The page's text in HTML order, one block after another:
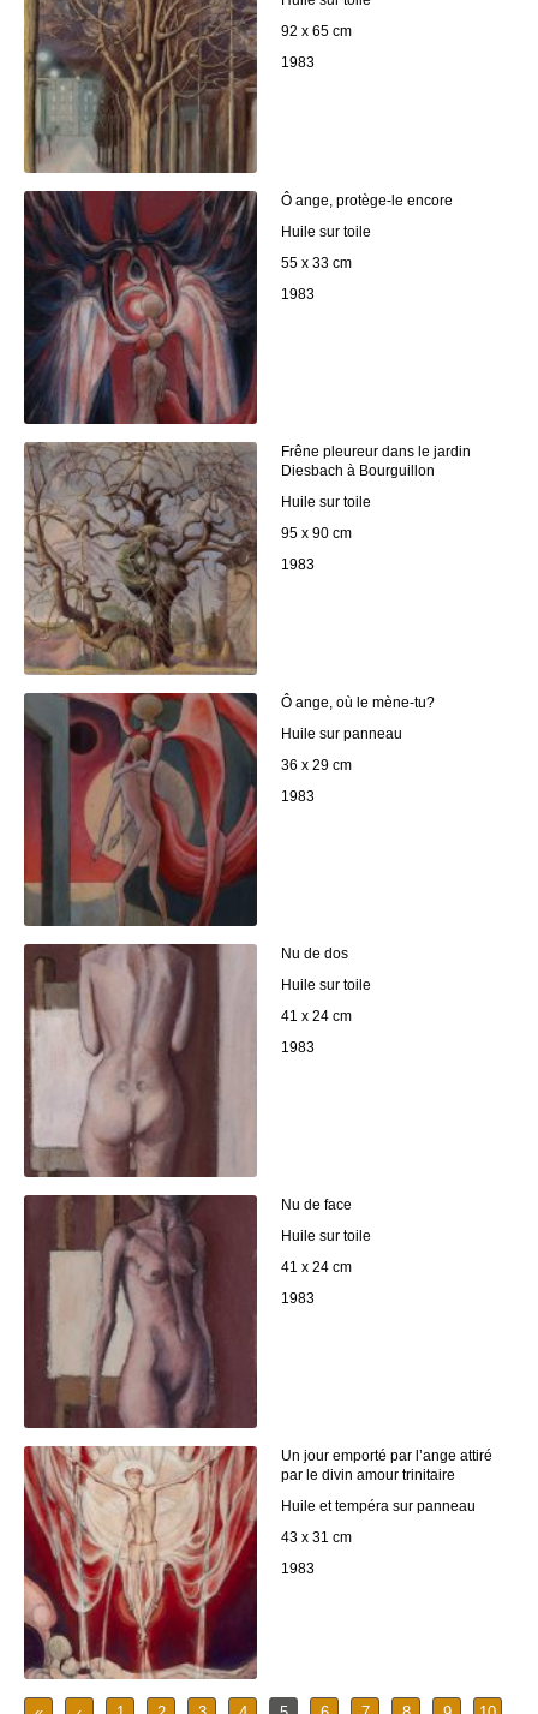
92 x 65 cm
1983
Ô ange, protège-le encore
Huile sur toile
55 x 33 cm
1983
Frêne pleureur dans le jardin
Diesbach à Bourguillon
Huile sur toile
95 x 90 cm
1983
Ô ange, où le mène-tu?
Huile sur panneau
36 x 29 cm
1983
Nu de dos
Huile sur toile
41 x 24 cm
1983
Nu de face
Huile sur toile
41 x 24 cm
1983
Un jour emporté par l’ange attiré
par le divin amour trinitaire
Huile et tempéra sur panneau
43 x 31 cm
1983